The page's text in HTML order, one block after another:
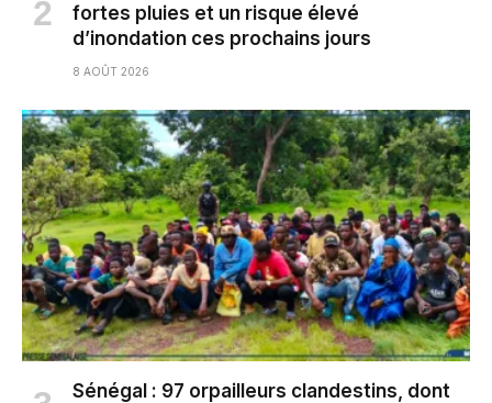
fortes pluies et un risque élevé
d’inondation ces prochains jours
8 AOÛT 2026
Sénégal : 97 orpailleurs clandestins, dont